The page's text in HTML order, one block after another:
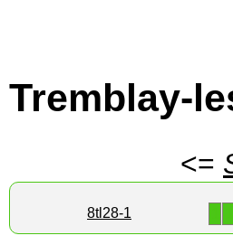
Tremblay-
<=
8tl28-1